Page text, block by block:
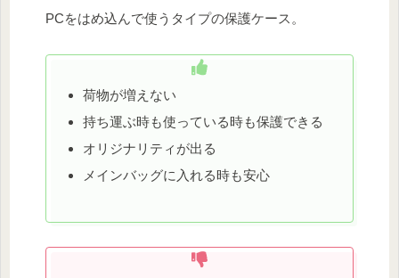
PCをはめ込んで使うタイプの保護ケース。
荷物が増えない
持ち運ぶ時も使っている時も保護できる
オリジナリティが出る
メインバッグに入れる時も安心